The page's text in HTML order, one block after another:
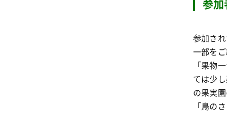
参
参加さ
一部を
「果物
ては少
の果実
「鳥の